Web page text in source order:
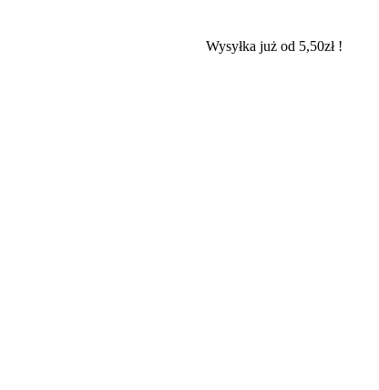
Wysyłka już od 5,50zł !